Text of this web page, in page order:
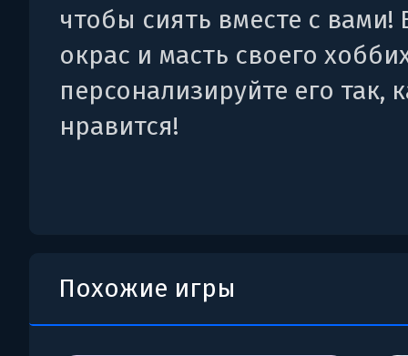
чтобы сиять вместе с вами!
окрас и масть своего
персонализируйте его так,
нравится!
Похожие игры